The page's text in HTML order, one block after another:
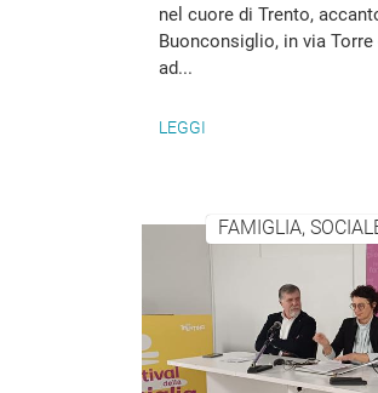
nel cuore di Trento,
Buonconsiglio, in via Torre
ad...
LEGGI
FAMIGLIA,